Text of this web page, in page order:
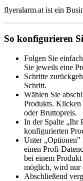
flyeralarm.at ist ein
So konfigurieren
Folgen Sie
Sie jeweils eine
Schritte
Schritt.
Wählen Sie
Produkts. Klicken
oder Bruttopreis.
In der Spalte „Ihr
konfigurierten
Unter „Optionen"
einen Profi-
bei einem
möglich, wird nur
Abschließend